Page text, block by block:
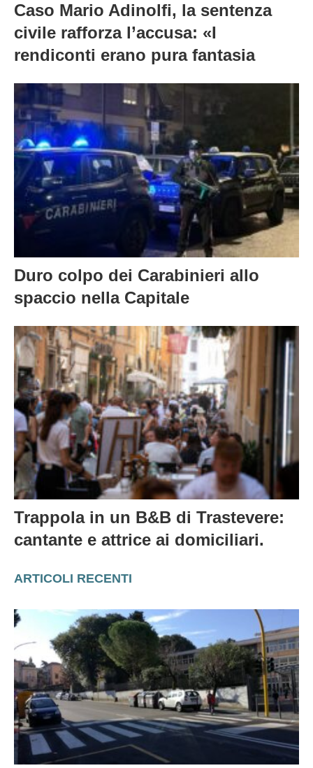
Caso Mario Adinolfi, la sentenza
civile rafforza l’accusa: «I
rendiconti erano pura fantasia
Duro colpo dei Carabinieri allo
spaccio nella Capitale
Trappola in un B&B di Trastevere:
cantante e attrice ai domiciliari.
ARTICOLI RECENTI